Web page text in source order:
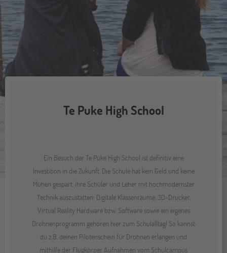
Te Puke High School
Ein Besuch der Te Puke High School ist definitiv eine
Investition in die Zukunft. Die Schule hat kein Geld und keine
Mühen gespart, ihre Schüler und Leher mit hochmodernster
Technik auszustatten: Digitale Klassenräume, 3D-Drucker,
Virtual Reality Hardware bzw. Software sowie ein eigenes
Drohnenprogramm gehören hier zum Schulalltag! So kannst
du z.B. deinen Pilotenschein für Drohnen erlangen und
mithilfe der Flugkörper Aufnahmen vom Schulcampus